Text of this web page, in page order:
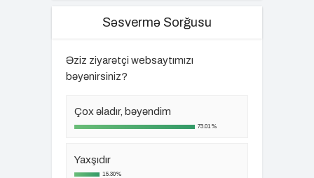
Səsvermə Sorğusu
Əziz ziyarətçi websaytımızı
bəyənirsiniz?
Çox əladır, bəyəndim
73.01%
Yaxşıdır
15.30%